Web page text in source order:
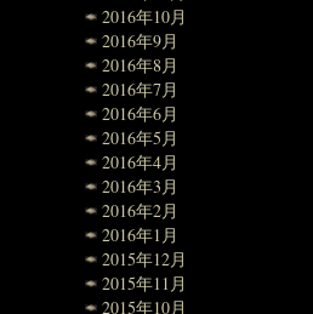
2016年10月
2016年9月
2016年8月
2016年7月
2016年6月
2016年5月
2016年4月
2016年3月
2016年2月
2016年1月
2015年12月
2015年11月
2015年10月